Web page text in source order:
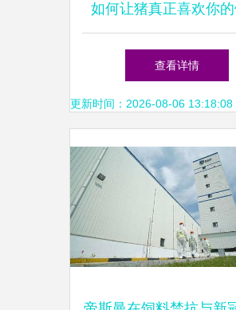
如何让猪真正喜欢你
查看详情
更新时间：2026-08-06 13:18:08